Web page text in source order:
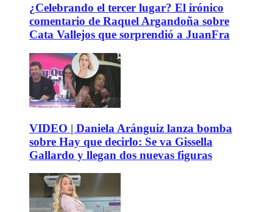
¿Celebrando el tercer lugar? El irónico
comentario de Raquel Argandoña sobre
Cata Vallejos que sorprendió a JuanFra
VIDEO | Daniela Aránguiz lanza bomba
sobre Hay que decirlo: Se va Gissella
Gallardo y llegan dos nuevas figuras